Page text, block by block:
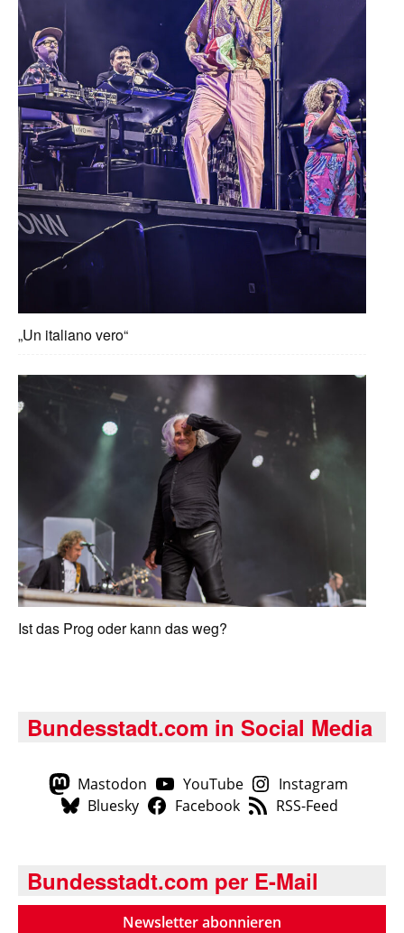
„Un italiano vero“
Ist das Prog oder kann das weg?
Bundesstadt.com in Social Media
Mastodon YouTube
Instagram
Bluesky
Facebook RSS-Feed
Bundesstadt.com per E-Mail
Newsletter abonnieren